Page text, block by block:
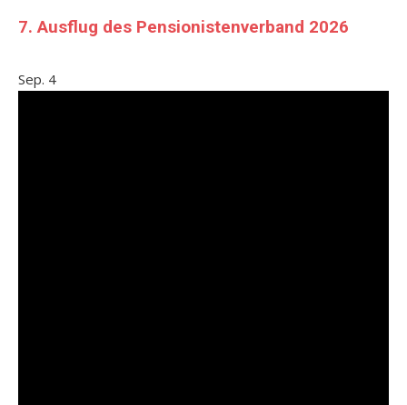
7. Ausflug des Pensionistenverband 2026
Sep. 4